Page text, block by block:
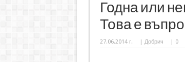
Годна или
Това е
27.06.2014 г. | Добрич | 0